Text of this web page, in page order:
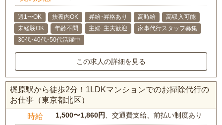
週1〜OK 扶養内OK 昇給･昇格あり 高時給
高収入可能
未経験OK
年齢不問 主婦･主夫歓迎
家事代行スタッフ募集
30代･40代･50代活躍中
この求人の詳細を見る
梶原駅から徒歩2分！1LDKマンションでのお掃除代行の
お仕事（東京都北区）
時給 1,500〜1,860円、交通費支給、前払い制度あり